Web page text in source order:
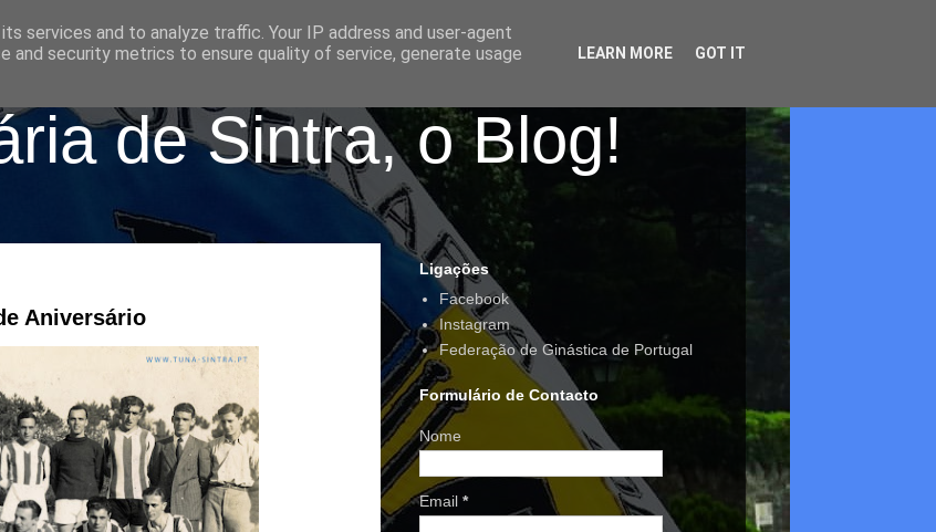
de Sintra, o Blog!
Aniversário
Ligações
Facebook
Instagram
Federação de Ginástica de Portugal
Formulário de Contacto
Nome
Email *
services and to analyze traffic. Your IP address and user-agent
and security metrics to ensure quality of service, generate usage
LEARN MORE GOT IT